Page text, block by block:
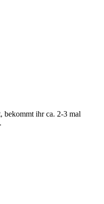
bekommt ihr ca. 2-3 mal